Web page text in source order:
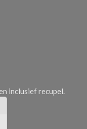
inclusief recupel.